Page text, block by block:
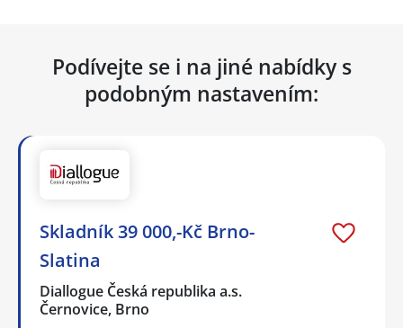
Podívejte se i na jiné nabídky s
podobným nastavením:
Skladník 39 000,-Kč Brno-
Slatina
Diallogue Česká republika a.s.
Černovice, Brno